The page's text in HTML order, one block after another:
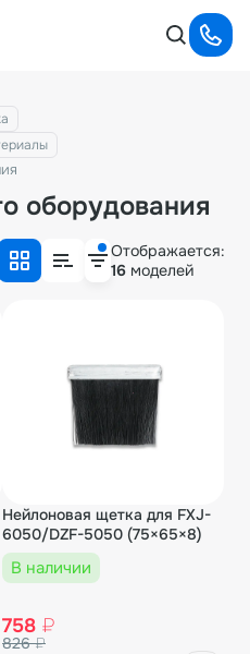
оборудования
Отображается:
16 моделей
Нейлоновая щетка для FXJ-
6050/DZF-5050 (75×65×8)
В наличии
758 ₽
826₽